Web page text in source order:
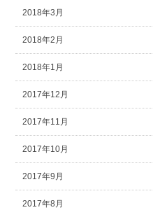
2018年3月
2018年2月
2018年1月
2017年12月
2017年11月
2017年10月
2017年9月
2017年8月